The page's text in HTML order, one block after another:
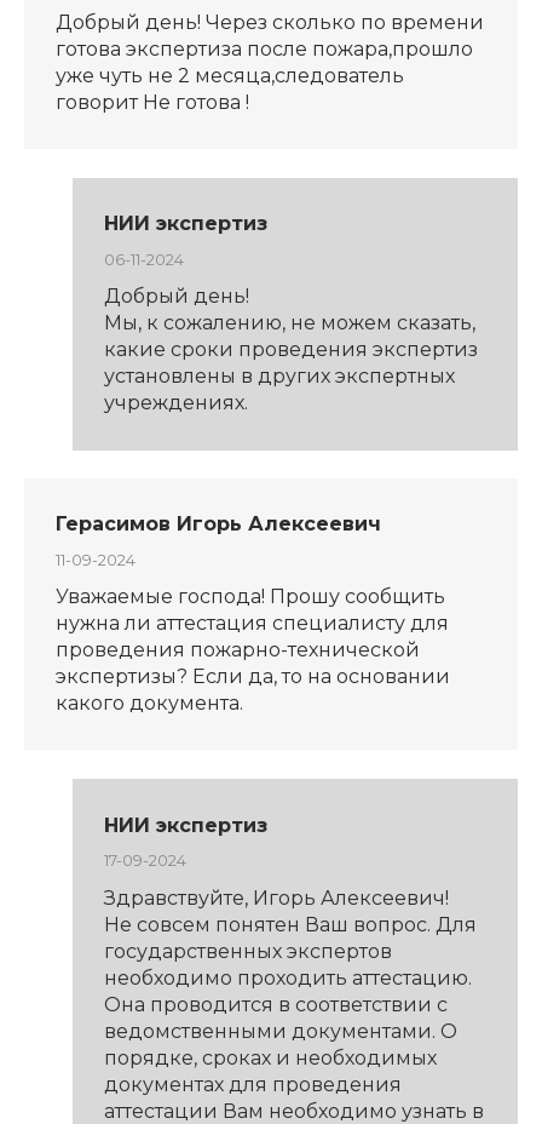
Добрый день! Через сколько по времени
готова экспертиза после пожара,прошло
уже чуть не 2 месяца,следователь
говорит Не готова !
НИИ экспертиз
06-11-2024
Добрый день!
Мы, к сожалению, не можем сказать,
какие сроки проведения экспертиз
установлены в других экспертных
учреждениях.
Герасимов Игорь Алексеевич
11-09-2024
Уважаемые господа! Прошу сообщить
нужна ли аттестация специалисту для
проведения пожарно-технической
экспертизы? Если да, то на основании
какого документа.
НИИ экспертиз
17-09-2024
Здравствуйте, Игорь Алексеевич!
Не совсем понятен Ваш вопрос. Для
государственных экспертов
необходимо проходить аттестацию.
Она проводится в соответствии с
ведомственными документами. О
порядке, сроках и необходимых
документах для проведения
аттестации Вам необходимо узнать в